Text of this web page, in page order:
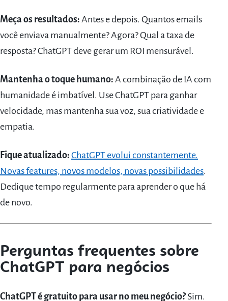
Meça os resultados: Antes e depois. Quantos emails
você enviava manualmente? Agora? Qual a taxa de
resposta? ChatGPT deve gerar um ROI mensurável.
Mantenha o toque humano: A combinação de IA com
humanidade é imbatível. Use ChatGPT para ganhar
velocidade, mas mantenha sua voz, sua criatividade e
empatia.
Fique atualizado: ChatGPT evolui constantemente.
Novas features, novos modelos, novas possibilidades.
Dedique tempo regularmente para aprender o que há
de novo.
Perguntas frequentes sobre
ChatGPT para negócios
ChatGPT é gratuito para usar no meu negócio?Sim.